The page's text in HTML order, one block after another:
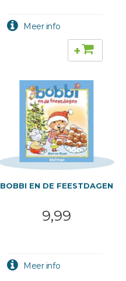
+
BOBBI EN DE FEESTDAGEN
9,99